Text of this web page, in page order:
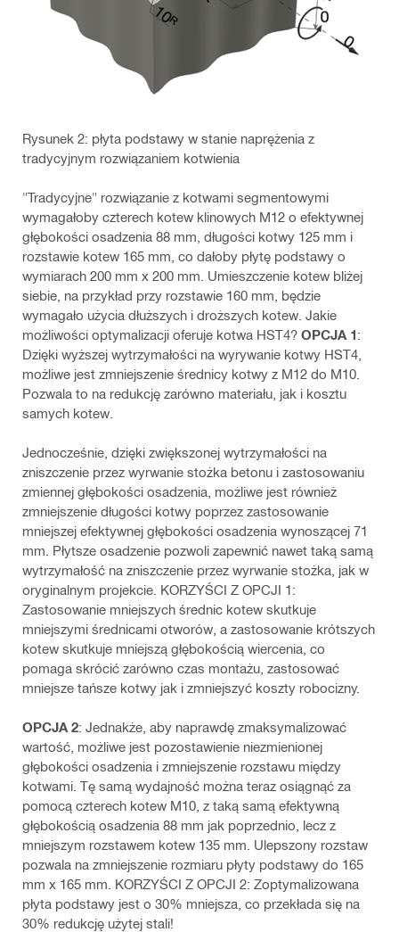
Rysunek 2: płyta podstawy w stanie naprężenia z
tradycyjnym rozwiązaniem kotwienia
"Tradycyjne" rozwiązanie z kotwami segmentowymi
wymagałoby czterech kotew klinowych M12 o efektywnej
głębokości osadzenia 88 mm, długości kotwy 125 mm i
rozstawie kotew 165 mm, co dałoby płytę podstawy o
wymiarach 200 mm x 200 mm. Umieszczenie kotew bliżej
siebie, na przykład przy rozstawie 160 mm, będzie
wymagało użycia dłuższych i droższych kotew. Jakie
możliwości optymalizacji oferuje kotwa HST4? OPCJA 1:
Dzięki wyższej wytrzymałości na wyrywanie kotwy HST4,
możliwe jest zmniejszenie średnicy kotwy z M12 do M10.
Pozwala to na redukcję zarówno materiału, jak i kosztu
samych kotew.
Jednocześnie, dzięki zwiększonej wytrzymałości na
zniszczenie przez wyrwanie stożka betonu i zastosowaniu
zmiennej głębokości osadzenia, możliwe jest również
zmniejszenie długości kotwy poprzez zastosowanie
mniejszej efektywnej głębokości osadzenia wynoszącej 71
mm. Płytsze osadzenie pozwoli zapewnić nawet taką samą
wytrzymałość na zniszczenie przez wyrwanie stożka, jak w
oryginalnym projekcie. KORZYŚCI Z OPCJI 1:
Zastosowanie mniejszych średnic kotew skutkuje
mniejszymi średnicami otworów, a zastosowanie krótszych
kotew skutkuje mniejszą głębokością wiercenia, co
pomaga skrócić zarówno czas montażu, zastosować
mniejsze tańsze kotwy jak i zmniejszyć koszty robocizny.
OPCJA 2: Jednakże, aby naprawdę zmaksymalizować
wartość, możliwe jest pozostawienie niezmienionej
głębokości osadzenia i zmniejszenie rozstawu między
kotwami. Tę samą wydajność można teraz osiągnąć za
pomocą czterech kotew M10, z taką samą efektywną
głębokością osadzenia 88 mm jak poprzednio, lecz z
mniejszym rozstawem kotew 135 mm. Ulepszony rozstaw
pozwala na zmniejszenie rozmiaru płyty podstawy do 165
mm x 165 mm. KORZYŚCI Z OPCJI 2: Zoptymalizowana
płyta podstawy jest o 30% mniejsza, co przekłada się na
30% redukcję użytej stali!